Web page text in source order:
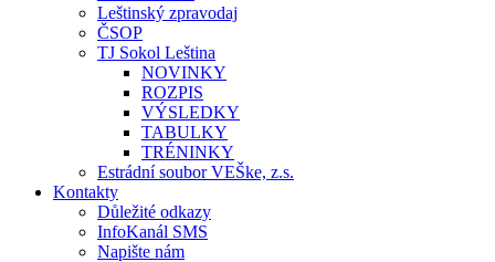
Leštinský zpravodaj
ČSOP
TJ Sokol Leština
NOVINKY
ROZPIS
VÝSLEDKY
TABULKY
TRÉNINKY
Estrádní soubor VEŠke, z.s.
Kontakty
Důležité odkazy
InfoKanál SMS
Napište nám